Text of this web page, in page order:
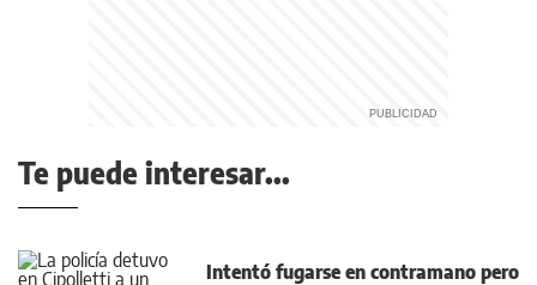
Te puede interesar...
Intentó fugarse en contramano pero